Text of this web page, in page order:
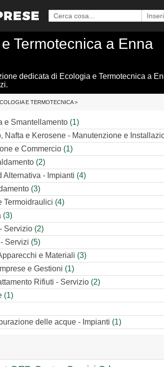
Termotecnica a Enna
dedicata di Ecologia e Termotecnica a
E TERMOTECNICA>
e Smantellamento (1)
Nafta e Kerosene - Manutenzione e
e Commercio (1)
(2)
Alternativa - Impianti (4)
(3)
Termoidraulici (4)
(3)
Servizio (2)
Servizi (5)
e Materiali (3)
e Gestioni (1)
Rifiuti - Servizio (2)
(1)
delle acque - Impianti (1)